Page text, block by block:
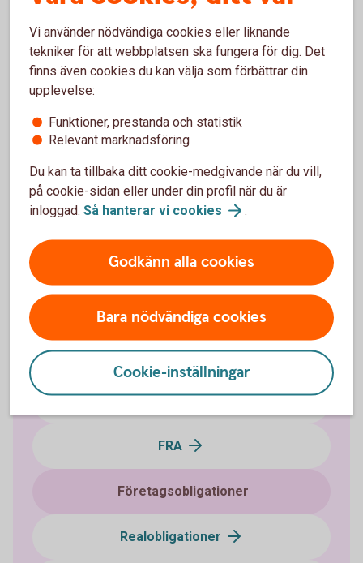
Vanliga frågor och svar om
Företagsobligationer
Vem kan köpa företagsobligationer?
Vilken är lägsta placeringsvolymen?
Vilka faciliteter behövs för att kunna handla?
Ränteplaceringar
Bostadsobligationer
Certifikat
FRA
Företagsobligationer
Realobligationer
Vi använder nödvändiga cookies eller liknande
tekniker för att webbplatsen ska fungera för dig. Det
finns även cookies du kan välja som förbättrar din
upplevelse:
Funktioner, prestanda och statistik
Relevant marknadsföring
Du kan ta tillbaka ditt cookie-medgivande när du vill,
på cookie-sidan eller under din profil när du är
inloggad. Så hanterar vi cookies .
Godkänn alla cookies
Bara nödvändiga cookies
Cookie-inställningar